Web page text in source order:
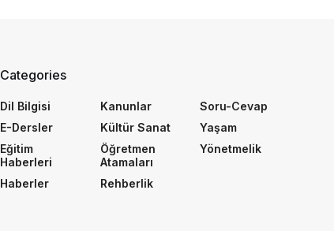
Categories
Dil Bilgisi
E-Dersler
Eğitim
Haberleri
Haberler
Kanunlar
Kültür Sanat
Öğretmen
Atamaları
Rehberlik
Soru-Cevap
Yaşam
Yönetmelik